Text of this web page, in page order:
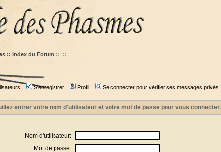
:: Index du Forum :: ::
S'enregistrer Profil Se connecter pour vérifier ses messages privés
entrer votre nom d'utilisateur et votre mot de passe pour vous connecter.
Nom d'utilisateur:
Mot de passe: